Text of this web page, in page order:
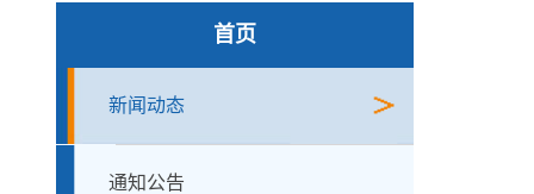
首页
新闻动态
通知公告